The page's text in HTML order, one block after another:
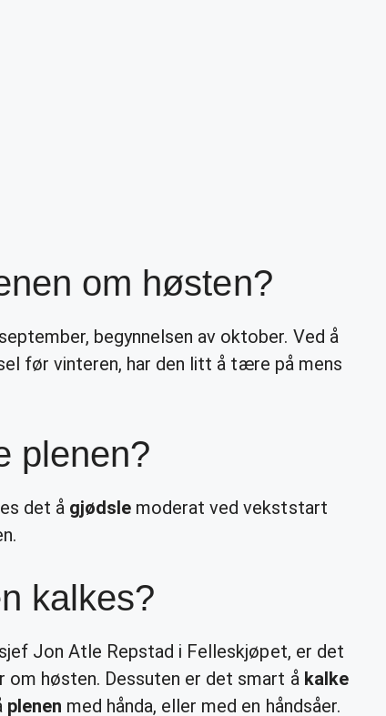
om høsten?
begynnelsen av oktober. Ved å
før vinteren, har den litt å tære på mens
plenen?
det å gjødsle moderat ved vekststart
kalkes?
Jon Atle Repstad i Felleskjøpet, er det
om høsten. Dessuten er det smart å kalke
plenen med hånda, eller med en håndsåer.